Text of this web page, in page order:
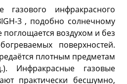
газового инфракрасного
3 , подобно солнечному
поглощается воздухом и без
поверхностей.
плотным предметам
Инфракрасные газовые
практически бесшумно,